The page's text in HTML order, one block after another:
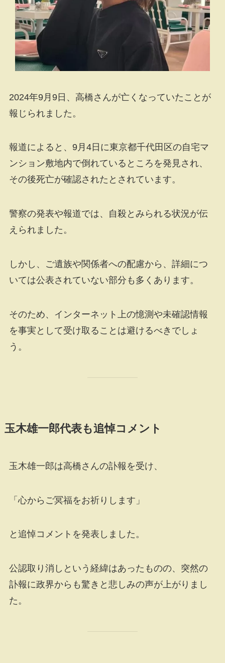
2024年9月9日、高橋さんが亡くなっていたことが
報じられました。
報道によると、9月4日に東京都千代田区の自宅マ
ンション敷地内で倒れているところを発見され、
その後死亡が確認されたとされています。
警察の発表や報道では、自殺とみられる状況が伝
えられました。
しかし、ご遺族や関係者への配慮から、詳細につ
いては公表されていない部分も多くあります。
そのため、インターネット上の憶測や未確認情報
を事実として受け取ることは避けるべきでしょ
う。
玉木雄一郎代表も追悼コメント
玉木雄一郎は高橋さんの訃報を受け、
「心からご冥福をお祈りします」
と追悼コメントを発表しました。
公認取り消しという経緯はあったものの、突然の
訃報に政界からも驚きと悲しみの声が上がりまし
た。